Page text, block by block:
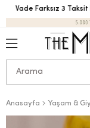
Vade Farksız 3 Taksit
Anasayfa Yaşam &